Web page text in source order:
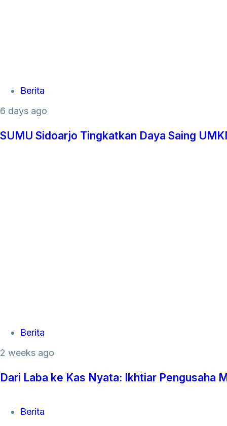
Tags Berita
6 days ago
SUMU Sidoarjo Tingkatkan Daya Saing
Tags Berita
2 weeks ago
Dari Laba ke Kas Nyata: Ikhtiar Pengusaha
Tags Berita